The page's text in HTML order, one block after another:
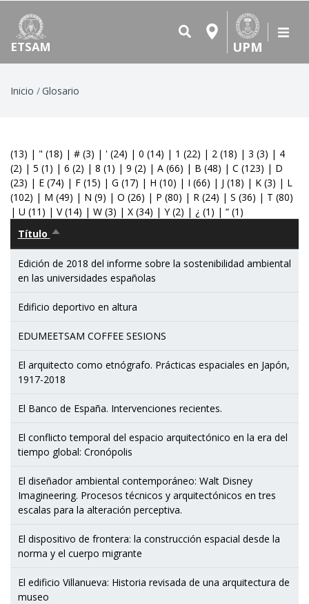
ETSAM UPM
Ruta
Inicio Glosario
(13) | " (18) | # (3) | ' (24) | 0 (14) | 1 (22) | 2 (18) | 3 (3) | 4
(2) | 5 (1) | 6 (2) | 8 (1) | 9 (2) | A (66) | B (48) | C (123) | D
(23) | E (74) | F (15) | G (17) | H (10) | I (66) | J (18) | K (3) | L
(102) | M (49) | N (9) | O (26) | P (80) | R (24) | S (36) | T (80)
| U (11) | V(14) | W (3) | X (34) | Y(2) | ¿ (1) | “ (1)
Título Ordenar
descendente
Edición de 2018 del informe sobre la sostenibilidad ambiental
en las universidades españolas
Edificio deportivo en altura
EDUMEETSAM COFFEE SESIONS
El arquitecto como etnógrafo. Prácticas espaciales en Japón,
1917-2018
El Banco de España. Intervenciones recientes.
El conflicto temporal del espacio arquitectónico en la era del
tiempo global: Cronópolis
El diseñador ambiental contemporáneo: Walt Disney
Imagineering. Procesos técnicos y arquitectónicos en tres
escalas para la alteración perceptiva.
El dispositivo de frontera: la construcción espacial desde la
norma y el cuerpo migrante
El edificio Villanueva: Historia revisada de una arquitectura de
museo